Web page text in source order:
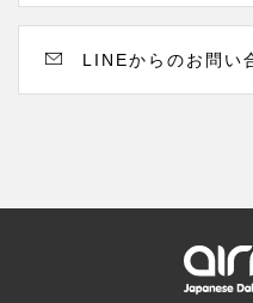
LINEからのお問い